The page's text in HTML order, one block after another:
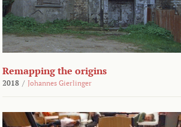
Remapping the origins
2018 / Johannes Gierlinger